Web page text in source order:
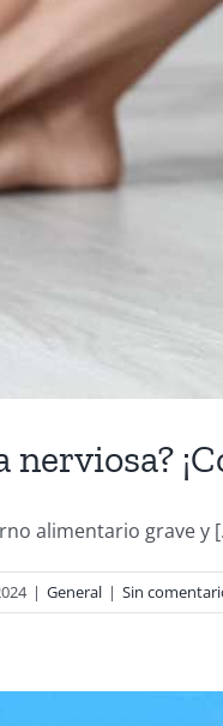
nerviosa?
alimentario grave y
| General | Sin